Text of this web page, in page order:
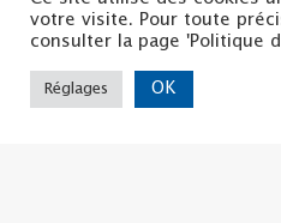
votre visite. Pour toute
consulter la page 'Politique
Réglages OK